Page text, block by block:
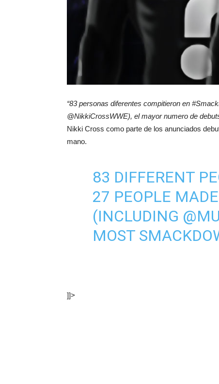
“83 personas diferentes compitieron en
@NikkiCrossWWE), el mayor numero de
Nikki Cross como parte de los anunciados
mano.
83 DIFFERENT
27 PEOPLE
(INCLUDING
MOST
]]>